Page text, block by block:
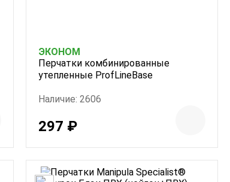
ЭКОНОМ
Перчатки комбинированные
утепленные ProfLineBase
Наличие: 2606
297 ₽